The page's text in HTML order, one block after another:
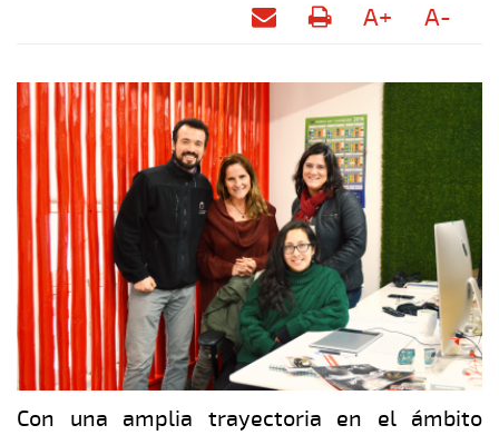
A+ A-
Con una amplia trayectoria en el ámbito